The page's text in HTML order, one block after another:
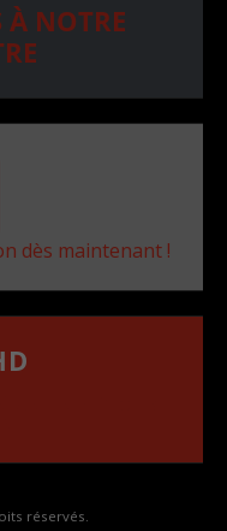
NOTRE
dès maintenant !
réservés.